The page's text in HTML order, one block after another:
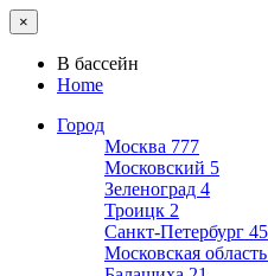
×
В бассейн
Home
Город
Москва 777
Московский 5
Зеленоград 4
Троицк 2
Санкт-Петербург
Московская область